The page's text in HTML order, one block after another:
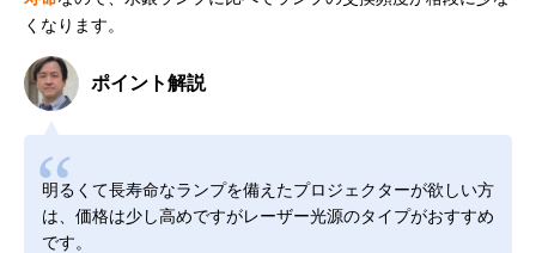
くなります。
ポイント解説
明るくて長寿命なランプを備えたプロジェクターが欲しい方
は、価格は少し高めですがレーザー光源のタイプがおすすめ
です。